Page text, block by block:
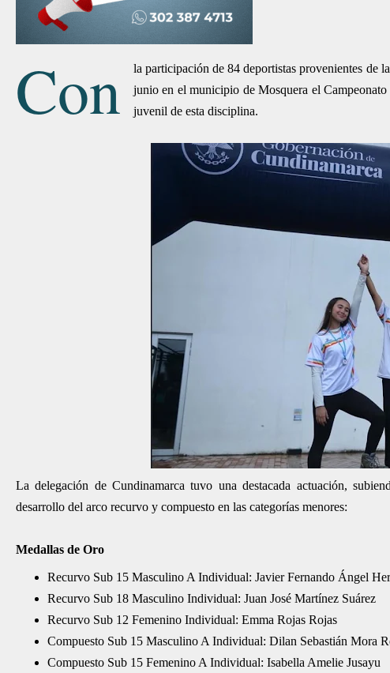
Con
la participación de 84 deportistas provenientes de
junio en el municipio de Mosquera el
juvenil de esta disciplina.
La delegación de Cundinamarca tuvo una destacada actuación,
desarrollo del arco recurvo y compuesto en las categorías menores:
Medallas de Oro
Recurvo Sub 15 Masculino A Individual: Javier Fernando Ángel
Recurvo Sub 18 Masculino Individual: Juan José Martínez Suárez
Recurvo Sub 12 Femenino Individual: Emma Rojas Rojas
Compuesto Sub 15 Masculino A Individual: Dilan Sebastián Mora
Compuesto Sub 15 Femenino A Individual: Isabella Amelie Jusayu